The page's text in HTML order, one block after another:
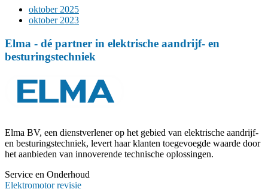
oktober 2025
oktober 2023
Elma - dé partner in elektrische aandrijf- en
besturingstechniek
Elma BV, een dienstverlener op het gebied van elektrische aandrijf-
en besturingstechniek, levert haar klanten toegevoegde waarde door
het aanbieden van innoverende technische oplossingen.
Service en Onderhoud
Elektromotor revisie